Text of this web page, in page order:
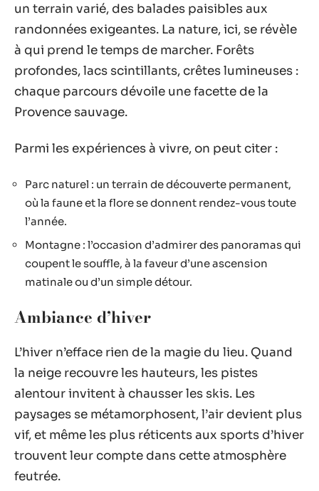
un terrain varié, des balades paisibles aux
randonnées exigeantes. La nature, ici, se révèle
à qui prend le temps de marcher. Forêts
profondes, lacs scintillants, crêtes lumineuses :
chaque parcours dévoile une facette de la
Provence sauvage.
Parmi les expériences à vivre, on peut citer :
Parc naturel : un terrain de découverte permanent,
où la faune et la flore se donnent rendez-vous toute
l’année.
Montagne : l’occasion d’admirer des panoramas qui
coupent le souffle, à la faveur d’une ascension
matinale ou d’un simple détour.
Ambiance d’hiver
L’hiver n’efface rien de la magie du lieu. Quand
la neige recouvre les hauteurs, les pistes
alentour invitent à chausser les skis. Les
paysages se métamorphosent, l’air devient plus
vif, et même les plus réticents aux sports d’hiver
trouvent leur compte dans cette atmosphère
feutrée.